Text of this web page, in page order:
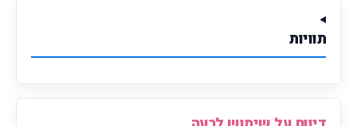
תוויות